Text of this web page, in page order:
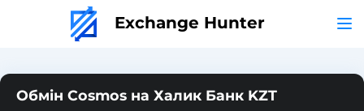
Exchange Hunter
Обмін Cosmos на Халик Банк KZT